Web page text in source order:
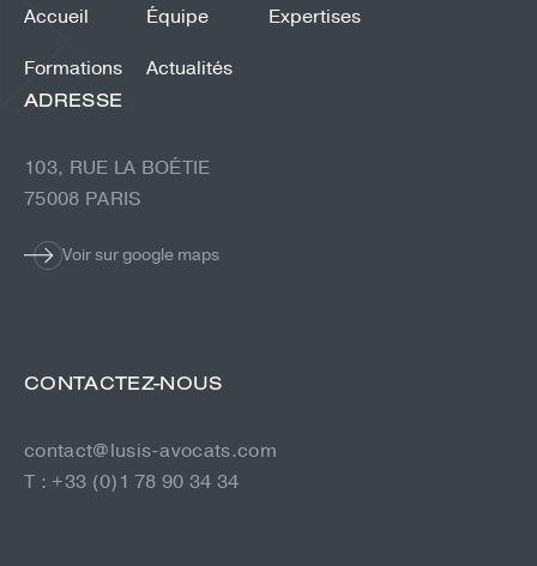
ADRESSE
103, RUE LA BOÉTIE
75008 PARIS
Voir sur google maps
Accueil Équipe
Expertises
Formations
Actualités
CONTACTEZ-NOUS
contact@lusis-avocats.com
T : +33 (0)1 78 90 34 34